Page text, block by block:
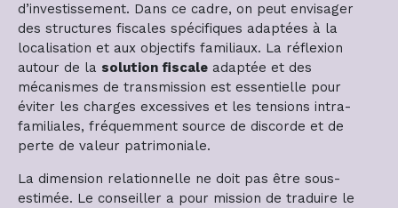
d’investissement. Dans ce cadre, on peut envisager
des structures fiscales spécifiques adaptées à la
localisation et aux objectifs familiaux. La réflexion
autour de la solution fiscale adaptée et des
mécanismes de transmission est essentielle pour
éviter les charges excessives et les tensions intra-
familiales, fréquemment source de discorde et de
perte de valeur patrimoniale.
La dimension relationnelle ne doit pas être sous-
estimée. Le conseiller a pour mission de traduire le